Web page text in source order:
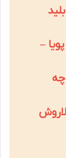
نقد و بررسی قرص بلید آمینو 6000 بلید
–